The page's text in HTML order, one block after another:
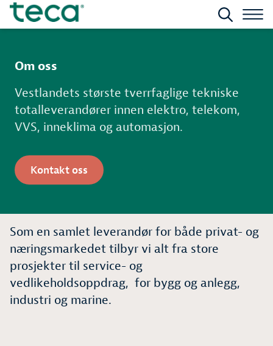
Om oss
Vestlandets største tverrfaglige tekniske
totalleverandører innen elektro, telekom,
VVS, inneklima og automasjon.
Kontakt oss
Som en samlet leverandør for både privat- og
næringsmarkedet tilbyr vi alt fra store
prosjekter til service- og
vedlikeholdsoppdrag, for bygg og anlegg,
industri og marine.